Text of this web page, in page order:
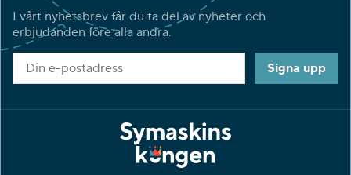
I vårt nyhetsbrev får du ta del av nyheter och
erbjudanden före alla andra.
Signa upp